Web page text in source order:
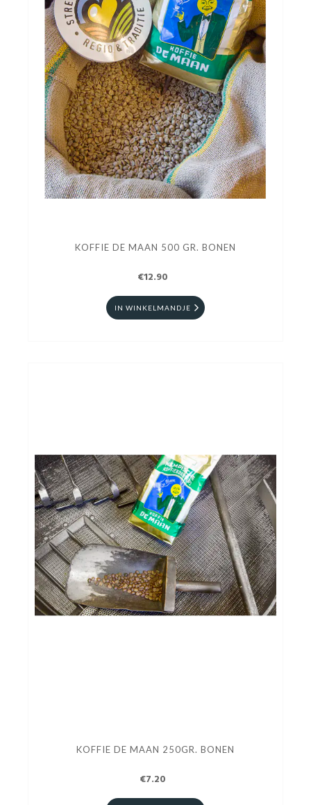
Geels Witteke De Maan's Jenever
KOFFIE DE MAAN 500 GR. BONEN
€12.90
IN WINKELMANDJE
KOFFIE DE MAAN 250GR. BONEN
€7.20